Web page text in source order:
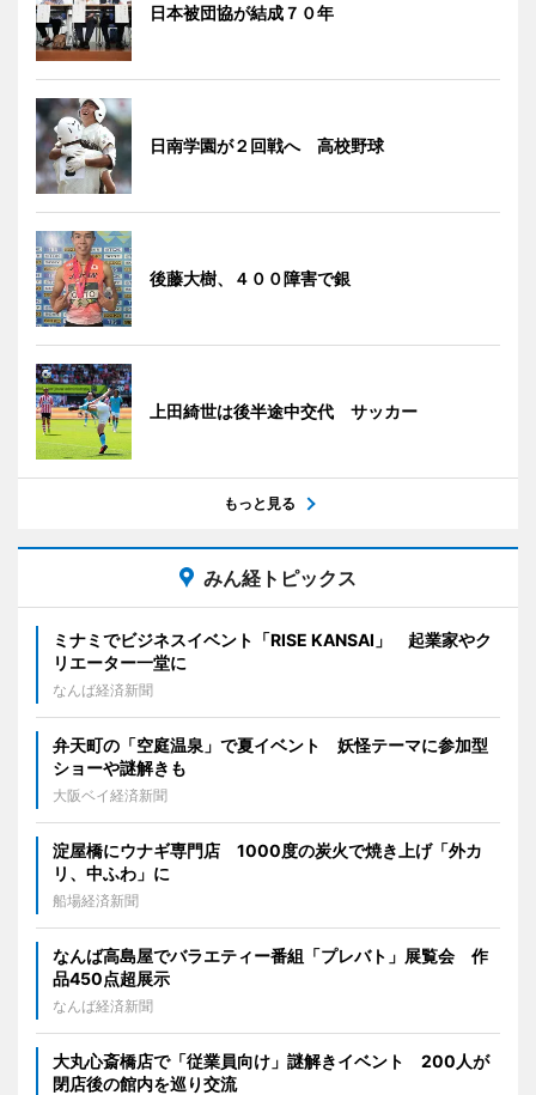
日本被団協が結成７０年
日南学園が２回戦へ 高校野球
後藤大樹、４００障害で銀
上田綺世は後半途中交代 サッカー
もっと見る
みん経トピックス
ミナミでビジネスイベント「RISE KANSAI」 起業家やク
リエーター一堂に
なんば経済新聞
弁天町の「空庭温泉」で夏イベント 妖怪テーマに参加型
ショーや謎解きも
大阪ベイ経済新聞
淀屋橋にウナギ専門店 1000度の炭火で焼き上げ「外カ
リ、中ふわ」に
船場経済新聞
なんば高島屋でバラエティー番組「プレバト」展覧会 作
品450点超展示
なんば経済新聞
大丸心斎橋店で「従業員向け」謎解きイベント 200人が
閉店後の館内を巡り交流